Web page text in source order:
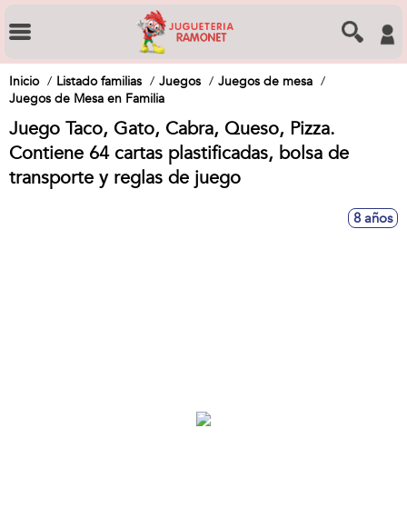
Inicio Listado familias Juegos
Juegos de mesa
Juegos de Mesa en Familia
Juego Taco, Gato, Cabra, Queso, Pizza.
Contiene 64 cartas plastificadas, bolsa de
transporte y reglas de juego
8 años